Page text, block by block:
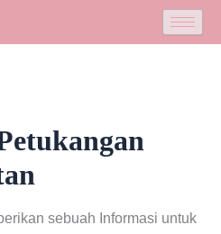
sebuah Informasi untuk